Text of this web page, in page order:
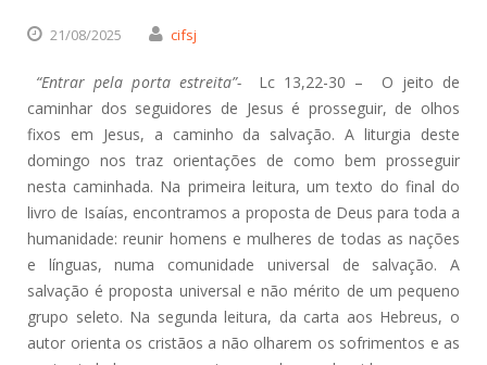
21/08/2025 cifsj
“Entrar pela porta estreita”-Lc 13,22-30 – O jeito de
caminhar dos seguidores de Jesus é prosseguir, de olhos
fixos em Jesus, a caminho da salvação. A liturgia deste
domingo nos traz orientações de como bem prosseguir
nesta caminhada. Na primeira leitura, um texto do final do
livro de Isaías, encontramos a proposta de Deus para toda a
humanidade: reunir homens e mulheres de todas as nações
e línguas, numa comunidade universal de salvação. A
salvação é proposta universal e não mérito de um pequeno
grupo seleto. Na segunda leitura, da carta aos Hebreus, o
autor orienta os cristãos a não olharem os sofrimentos e as